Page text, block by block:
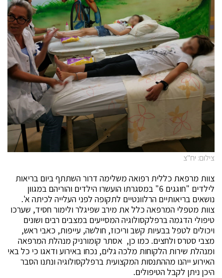
צילום: יח"צ
צוות מרפאת כללית רפואה משלימה דרור השתתף ביום בריאות
לילדים "חוגגים 6" במסגרתו הועשרו הילדים והוריהם במגוון
נושאים בריאותיים הרלוונטיים לתקופה לפני העלייה לכיתה א'.
צוות מטפלי המרפאה כלל את מירב שפיגלר ולימור חסיד, שערכו
טיפולי הדגמה ברפלקסולוגיה המסייעים במצבים רבים ושונים
ויכולים לטפל בבעיות קשב וריכוז, חולשה, עייפות, כאבי ראש,
מצבי סטרס ולחצים. כמו כן, אסתר קומורניק מנהלת המרפאה
ומנהלת שירות הלקוחות מלכה גלים, נכחו באירוע ודאגו כי כל באי
האירוע ייהנו מההתנסות המקצועית ברפלקסולוגיה ונתנו הסבר
היכן ניתן לקבל הטיפולים.